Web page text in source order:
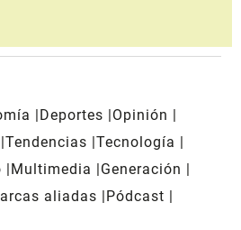
Deportes
Opinión
Tendencias Tecnología
Multimedia
Generación
aliadas
Pódcast